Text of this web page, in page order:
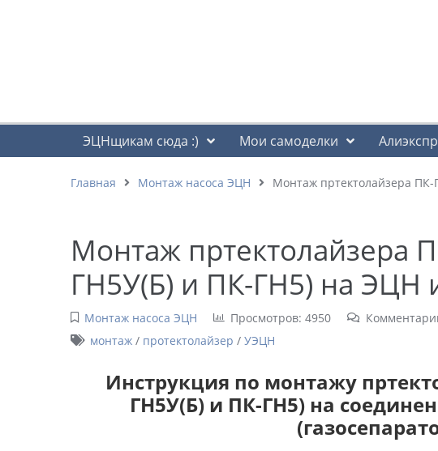
ЭЦНщикам сюда :) Мои самоделки
Главная Монтаж насоса ЭЦН Монтаж пртектолайзера
Монтаж пртектолайзера
ГН5У(Б) и ПК-ГН5) на ЭЦН
Монтаж насоса ЭЦН Просмотров: 4950
монтаж/ протектолайзер / УЭЦН
Инструкция по монтажу
ГН5У(Б) и ПК-ГН5) на